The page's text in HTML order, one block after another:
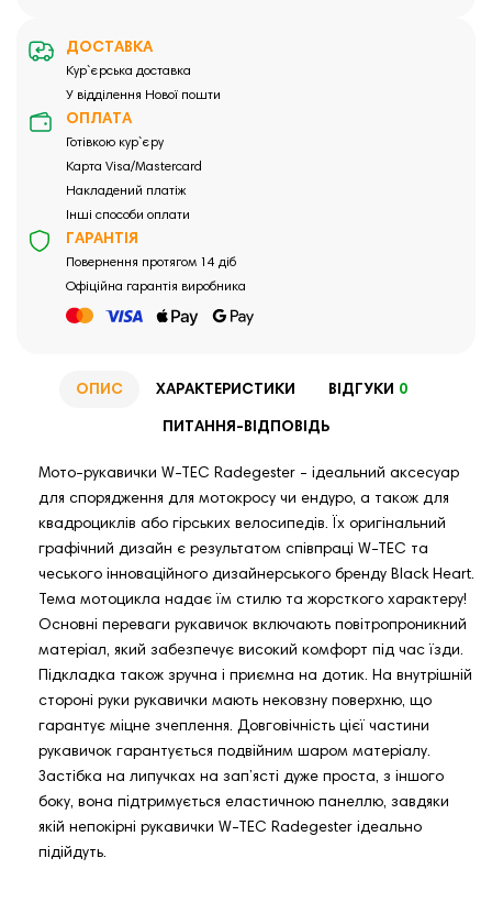
ДОСТАВКА
Кур`єрська доставка
У відділення Нової пошти
ОПЛАТА
Готівкою кур`єру
Карта Visa/Mastercard
Накладений платіж
Інші способи оплати
ГАРАНТІЯ
Повернення протягом 14 діб
Офіційна гарантія виробника
ОПИС ХАРАКТЕРИСТИКИ ВІДГУКИ 0
ПИТАННЯ-ВІДПОВІДЬ
Мото-рукавички W-TEC Radegester - ідеальний аксесуар
для спорядження для мотокросу чи ендуро, а також для
квадроциклів або гірських велосипедів. Їх оригінальний
графічний дизайн є результатом співпраці W-TEC та
чеського інноваційного дизайнерського бренду Black Heart.
Тема мотоцикла надає їм стилю та жорсткого характеру!
Основні переваги рукавичок включають повітропроникний
матеріал, який забезпечує високий комфорт під час їзди.
Підкладка також зручна і приємна на дотик. На внутрішній
стороні руки рукавички мають нековзну поверхню, що
гарантує міцне зчеплення. Довговічність цієї частини
рукавичок гарантується подвійним шаром матеріалу.
Застібка на липучках на зап’ясті дуже проста, з іншого
боку, вона підтримується еластичною панеллю, завдяки
якій непокірні рукавички W-TEC Radegester ідеально
підійдуть.